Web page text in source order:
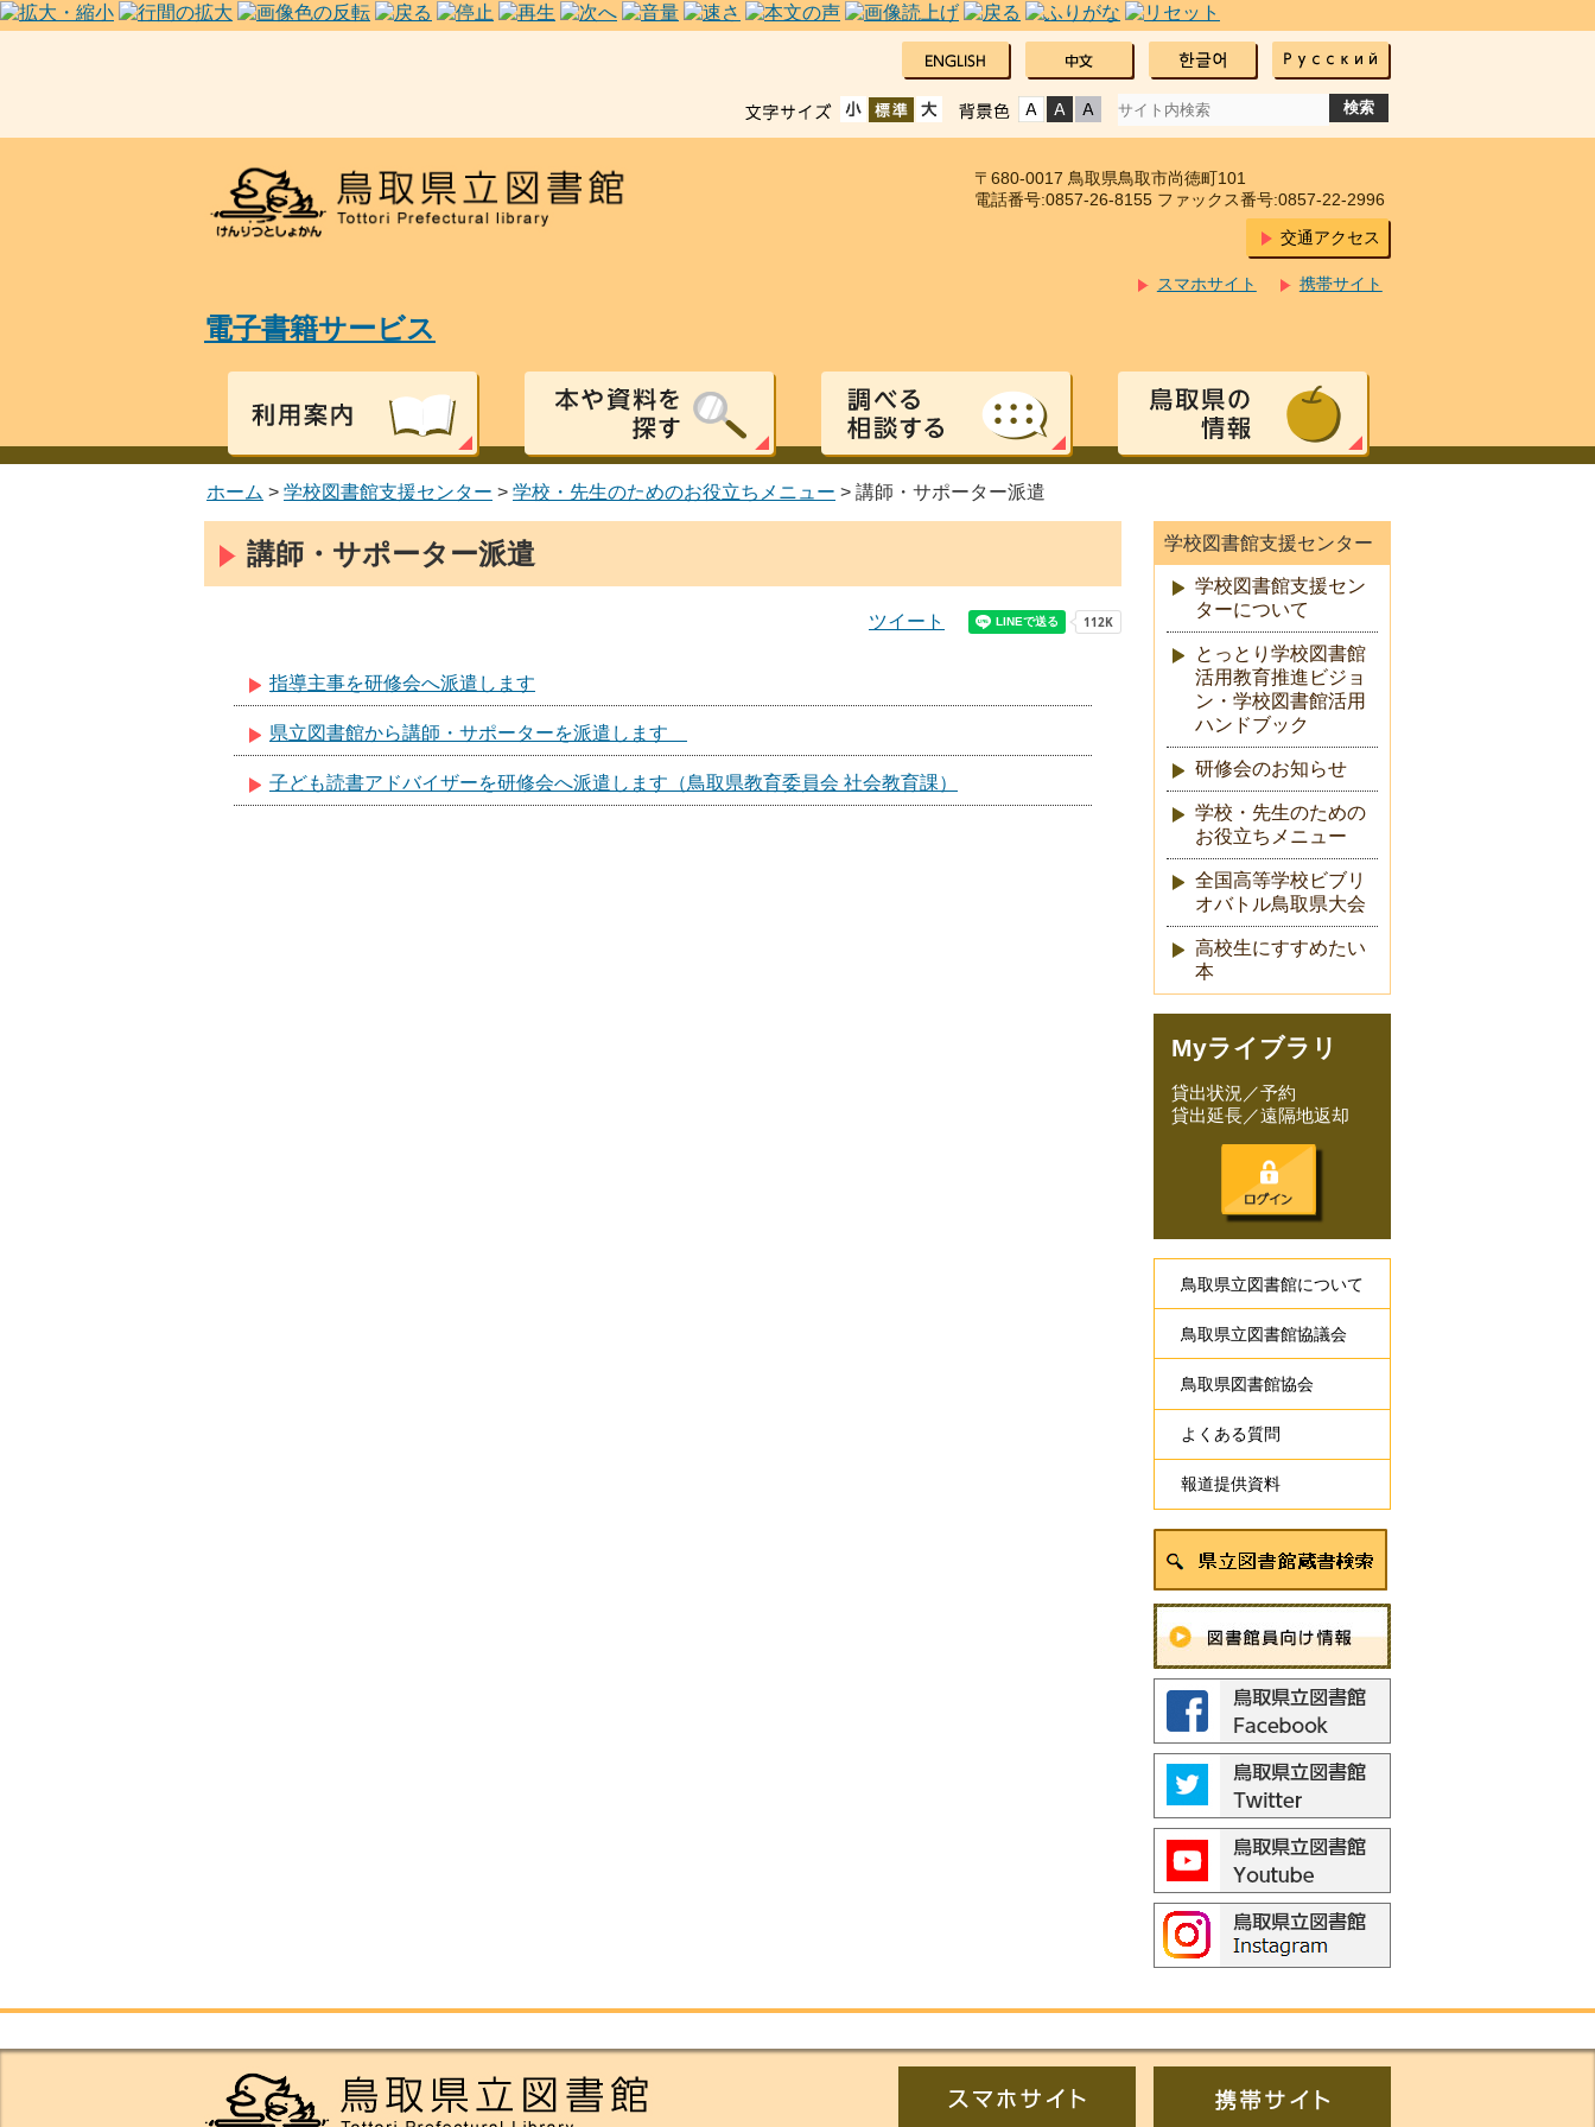
〒680-0017 鳥取県鳥取市尚徳町101
電話番号:0857-26-8155 ファックス番号:0857-22-2996
交通アクセス
携帯サイト
スマホサイト
電子書籍サービス
ホーム > 学校図書館支援センター > 学校・先生のためのお役立ちメニュー > 講師・サポーター派遣
講師・サポーター派遣
ツイート
指導主事を研修会へ派遣します
県立図書館から講師・サポーターを派遣します
子ども読書アドバイザーを研修会へ派遣します（鳥取県教育委員会 社会教育課）
学校図書館支援センター
学校図書館支援セン
ターについて
とっとり学校図書館
活用教育推進ビジョ
ン・学校図書館活用
ハンドブック
研修会のお知らせ
学校・先生のための
お役立ちメニュー
全国高等学校ビブリ
オバトル鳥取県大会
高校生にすすめたい
本
Myライブラリ
貸出状況／予約
貸出延長／遠隔地返却
鳥取県立図書館について
鳥取県立図書館協議会
鳥取県図書館協会
よくある質問
報道提供資料